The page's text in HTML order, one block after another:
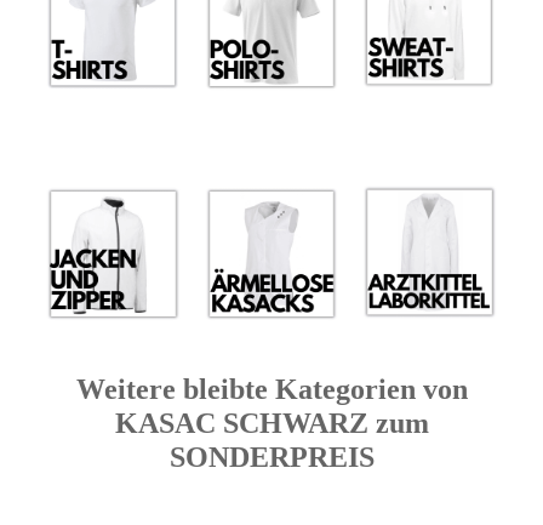
Weitere bleibte Kategorien von
KASAC SCHWARZ zum
SONDERPREIS